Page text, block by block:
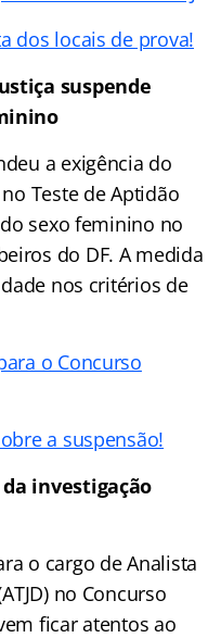
dos locais de prova!
suspende
a exigência do
Teste de Aptidão
sexo feminino no
do DF. A medida
nos critérios de
o Concurso
a suspensão!
investigação
o cargo de Analista
no Concurso
ficar atentos ao